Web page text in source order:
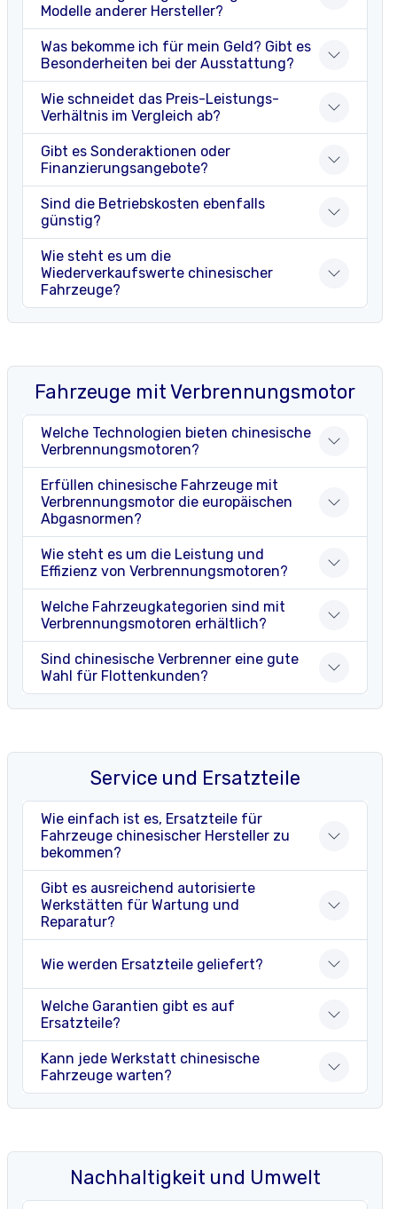
Modelle anderer Hersteller?
Was bekomme ich für mein Geld? Gibt es
Besonderheiten bei der Ausstattung?
Wie schneidet das Preis-Leistungs-
Verhältnis im Vergleich ab?
Gibt es Sonderaktionen oder
Finanzierungsangebote?
Sind die Betriebskosten ebenfalls
günstig?
Wie steht es um die
Wiederverkaufswerte chinesischer
Fahrzeuge?
Fahrzeuge mit Verbrennungsmotor
Welche Technologien bieten chinesische
Verbrennungsmotoren?
Erfüllen chinesische Fahrzeuge mit
Verbrennungsmotor die europäischen
Abgasnormen?
Wie steht es um die Leistung und
Effizienz von Verbrennungsmotoren?
Welche Fahrzeugkategorien sind mit
Verbrennungsmotoren erhältlich?
Sind chinesische Verbrenner eine gute
Wahl für Flottenkunden?
Service und Ersatzteile
Wie einfach ist es, Ersatzteile für
Fahrzeuge chinesischer Hersteller zu
bekommen?
Gibt es ausreichend autorisierte
Werkstätten für Wartung und
Reparatur?
Wie werden Ersatzteile geliefert?
Welche Garantien gibt es auf
Ersatzteile?
Kann jede Werkstatt chinesische
Fahrzeuge warten?
Nachhaltigkeit und Umwelt